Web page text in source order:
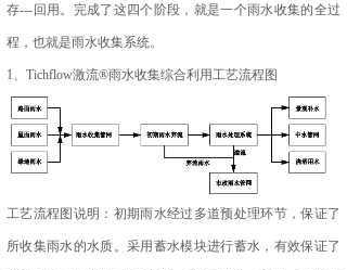
存---回用。完成了这四个阶段，就是一个雨水收集的全过
程，也就是雨水收集系统。
1、Tichflow激流®雨水收集综合利用工艺流程图
工艺流程图说明：初期雨水经过多道预处理环节，保证了
所收集雨水的水质。采用蓄水模块进行蓄水，有效保证了